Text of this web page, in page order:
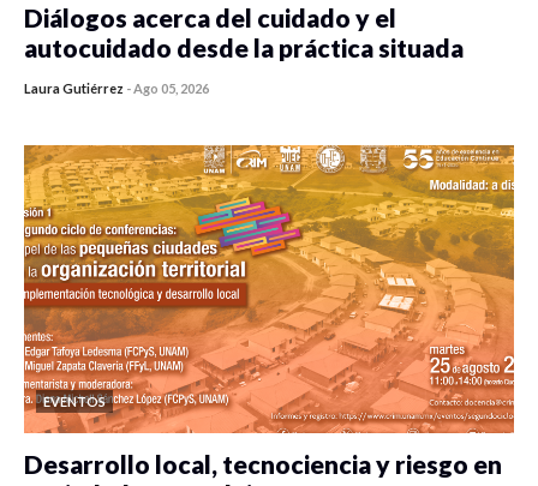
Diálogos acerca del cuidado y el
autocuidado desde la práctica situada
Laura Gutiérrez -Ago 05, 2026
EVENTOS
Desarrollo local, tecnociencia y riesgo en